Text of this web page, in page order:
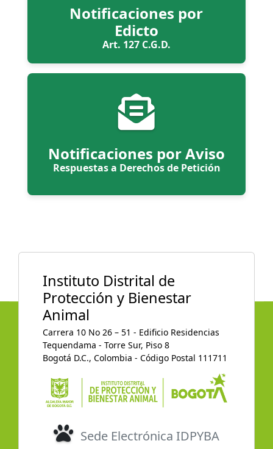
Notificaciones por
Edicto
Art. 127 C.G.D.
Notificaciones por Aviso
Respuestas a Derechos de Petición
Instituto Distrital de
Protección y Bienestar
Animal
Carrera 10 No 26 – 51 - Edificio Residencias
Tequendama - Torre Sur, Piso 8
Bogotá D.C., Colombia - Código Postal 111711
Sede Electrónica IDPYBA